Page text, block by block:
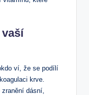
vaší
‍ví,‌ že se​ podílí
krve.
dásní,